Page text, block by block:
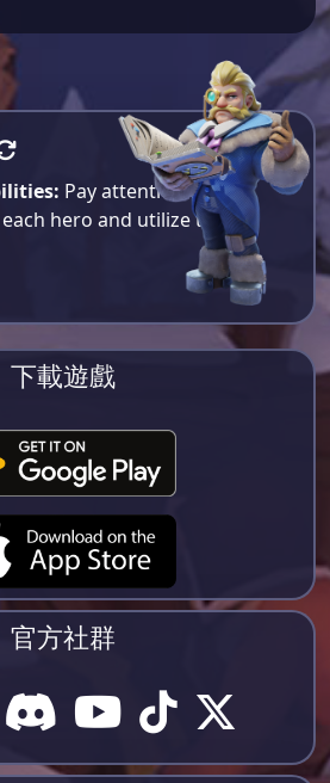
Pay attention to the
hero and utilize them
下載遊戲
官方社群